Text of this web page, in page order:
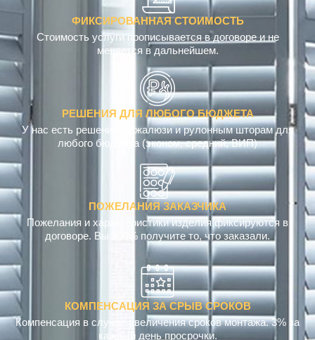
ФИКСИРОВАННАЯ СТОИМОСТЬ
Стоимость услуги прописывается в договоре и не
меняется в дальнейшем.
РЕШЕНИЯ ДЛЯ ЛЮБОГО БЮДЖЕТА
У нас есть решения по жалюзи и рулонным шторам для
любого бюджета (эконом, средний, ВИП)
ПОЖЕЛАНИЯ ЗАКАЗЧИКА
Пожелания и характеристики изделия фиксируются в
договоре. Вы 100% получите то, что заказали.
КОМПЕНСАЦИЯ ЗА СРЫВ СРОКОВ
Компенсация в случае увеличения сроков монтажа. 3% за
каждый день просрочки.